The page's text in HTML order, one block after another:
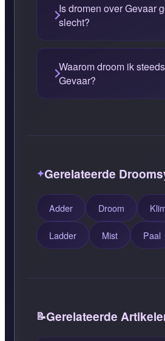
Is dromen over Gevaar
slecht?
Waarom droom ik
Gevaar?
Gerelateerde
Adder Droom
Ladder Mist Paal
Gerelateerde